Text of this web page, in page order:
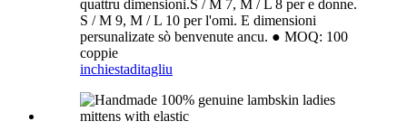
quattru dimensioni.S / M 7, M / L 8 per e donne.
S / M 9, M / L 10 per l'omi. E dimensioni
persunalizate sò benvenute ancu. ● MOQ: 100
coppie
inchiestaditagliu